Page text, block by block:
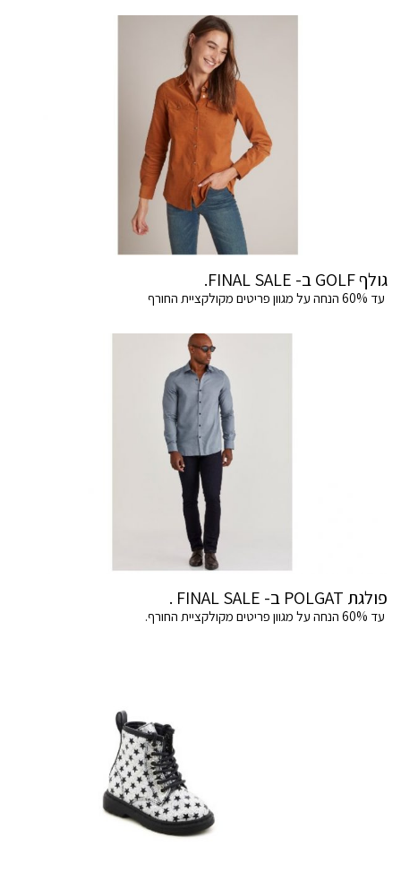
גולף GOLF ב- FINAL SALE.
עד 60% הנחה על מגוון פריטים מקולקציית החורף
פולגת POLGAT ב- FINAL SALE .
עד 60% הנחה על מגוון פריטים מקולקציית החורף.